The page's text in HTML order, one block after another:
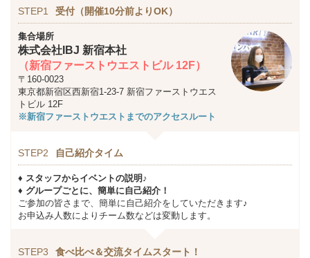
STEP1 受付（開催10分前よりOK）
集合場所
株式会社IBJ 新宿本社
（新宿ファーストウエストビル 12F）
〒160-0023
東京都新宿区西新宿1-23-7 新宿ファーストウエス
トビル 12F
※新宿ファーストウエストまでのアクセスルート
STEP2 自己紹介タイム
♦ スタッフからイベントの説明♪
♦ グループごとに、簡単に自己紹介！
ご参加の皆さまで、簡単に自己紹介をしていただきます♪
お申込み人数によりチーム数などは変動します。
STEP3 食べ比べ＆交流タイムスタート！